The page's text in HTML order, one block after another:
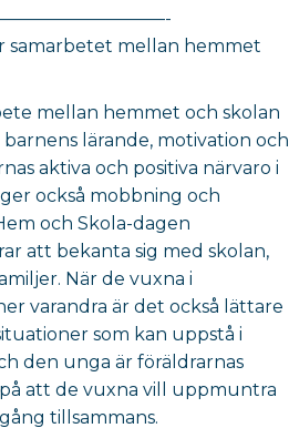
samarbetet mellan hemmet
mellan hemmet och skolan
lärande, motivation och
aktiva och positiva närvaro i
också mobbning och
och Skola-dagen
att bekanta sig med skolan,
När de vuxna i
varandra är det också lättare
som kan uppstå i
den unga är föräldrarnas
att de vuxna vill uppmuntra
tillsammans.